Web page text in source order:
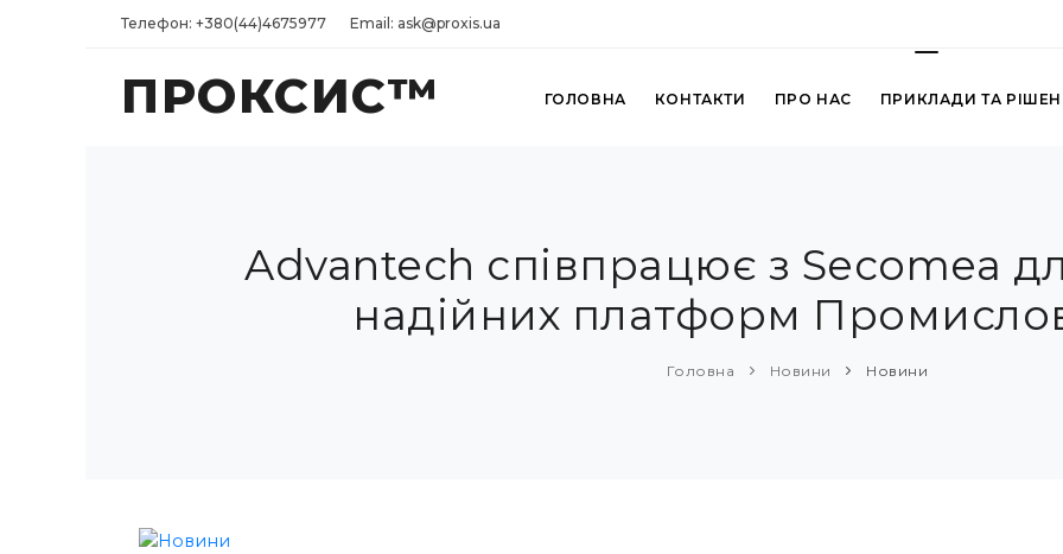
Телефон: +380(44)4675977 Email: ask@proxis.ua
ПРОКСИС™ ГОЛОВНА КОНТАКТИ ПРО НАС ПРИКЛАДИ ТА
Advantech співпрацює з Secomea
надійних платформ
Головна Новини Новини